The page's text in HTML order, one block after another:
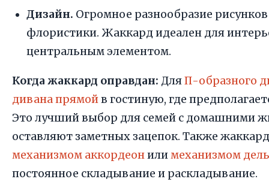
Дизайн. Огромное разнообразие
флористики. Жаккард идеален для
центральным элементом.
Когда жаккард оправдан: ДляП-образного
дивана прямойв гостиную, где
Это лучший выбор для семей с домашними
оставляют заметных зацепок. Также
механизмом аккордеонилимеханизмом
постоянное складывание и раскладывание.